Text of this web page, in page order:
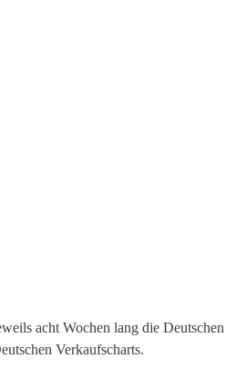
acht Wochen lang die
Verkaufscharts.